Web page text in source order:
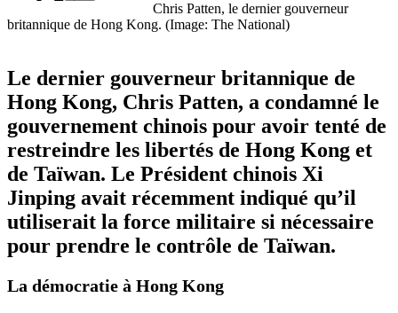
Chris Patten, le dernier gouverneur
britannique de Hong Kong. (Image: The National)
Le dernier gouverneur britannique de
Hong Kong, Chris Patten, a condamné le
gouvernement chinois pour avoir tenté de
restreindre les libertés de Hong Kong et
de Taïwan. Le Président chinois Xi
Jinping avait récemment indiqué qu’il
utiliserait la force militaire si nécessaire
pour prendre le contrôle de Taïwan.
La démocratie à Hong Kong